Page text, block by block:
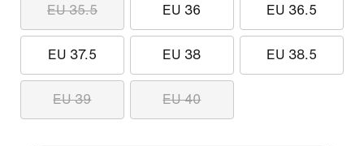
EU 35.5 EU 36 EU 36.5
EU 37.5 EU 38 EU 38.5
EU 39 EU 40